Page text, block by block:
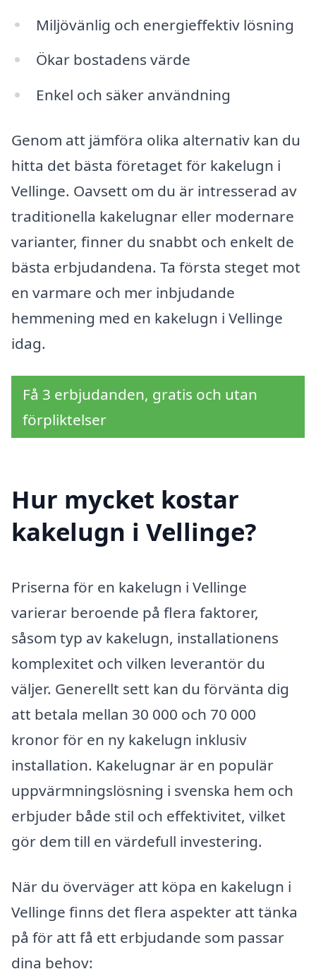
Miljövänlig och energieffektiv lösning
Ökar bostadens värde
Enkel och säker användning
Genom att jämföra olika alternativ kan du
hitta det bästa företaget för kakelugn i
Vellinge. Oavsett om du är intresserad av
traditionella kakelugnar eller modernare
varianter, finner du snabbt och enkelt de
bästa erbjudandena. Ta första steget mot
en varmare och mer inbjudande
hemmening med en kakelugn i Vellinge
idag.
Få 3 erbjudanden, gratis och utan
förpliktelser
Hur mycket kostar
kakelugn i Vellinge?
Priserna för en kakelugn i Vellinge
varierar beroende på flera faktorer,
såsom typ av kakelugn, installationens
komplexitet och vilken leverantör du
väljer. Generellt sett kan du förvänta dig
att betala mellan 30 000 och 70 000
kronor för en ny kakelugn inklusiv
installation. Kakelugnar är en populär
uppvärmningslösning i svenska hem och
erbjuder både stil och effektivitet, vilket
gör dem till en värdefull investering.
När du överväger att köpa en kakelugn i
Vellinge finns det flera aspekter att tänka
på för att få ett erbjudande som passar
dina behov: